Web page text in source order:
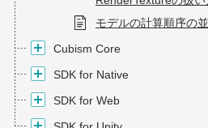
モデルの計算順序の
Cubism Core
SDK for Native
SDK for Web